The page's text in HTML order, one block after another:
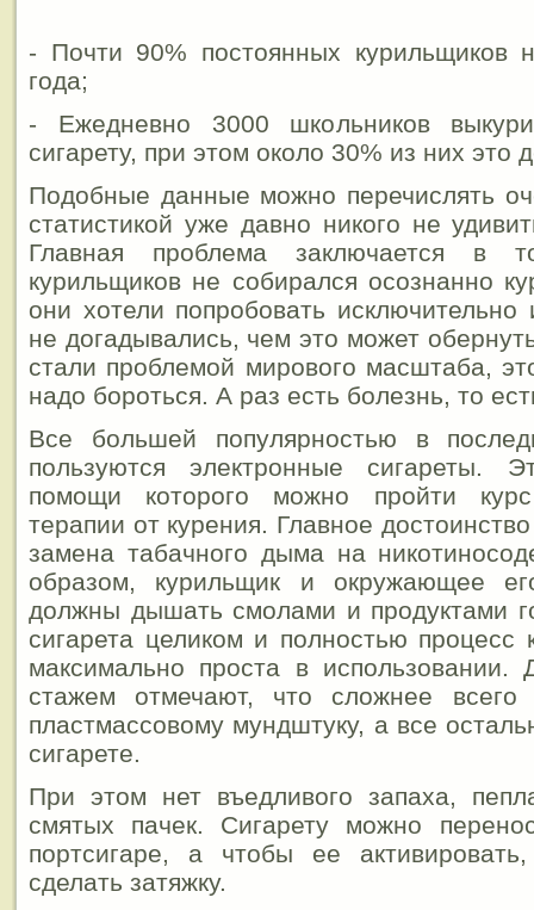
- Почти 90% постоянных курильщиков
года;
- Ежедневно 3000 школьников
сигарету, при этом около 30% из них это
Подобные данные можно перечислять
статистикой уже давно никого не
Главная проблема заключается в
курильщиков не собирался осознанно
они хотели попробовать
не догадывались, чем это может
стали проблемой мирового масштаба,
надо бороться. А раз есть болезнь, то
Все большей популярностью в
пользуются электронные сигареты.
помощи которого можно пройти курс
терапии от курения. Главное
замена табачного дыма на
образом, курильщик и окружающее
должны дышать смолами и продуктами
сигарета целиком и полностью процесс
максимально проста в использовании.
стажем отмечают, что сложнее
пластмассовому мундштуку, а все
сигарете.
При этом нет въедливого запаха,
смятых пачек. Сигарету можно
портсигаре, а чтобы ее
сделать затяжку.